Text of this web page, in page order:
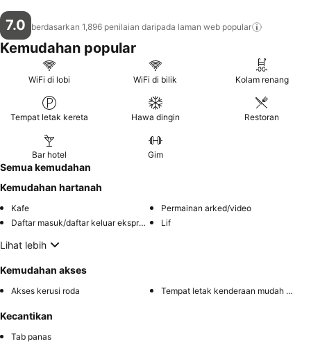
7.0 berdasarkan 1,896 penilaian daripada laman web popular
Kemudahan popular
WiFi di lobi WiFi di bilik Kolam renang
Tempat letak kereta Hawa dingin Restoran
Bar hotel Gim
Semua kemudahan
Kemudahan hartanah
Kafe
Permainan arked/video
Daftar masuk/daftar keluar ekspres
Lif
Lihat lebih
Kemudahan akses
Akses kerusi roda Tempat letak kenderaan mudah diakses
Kecantikan
Tab panas